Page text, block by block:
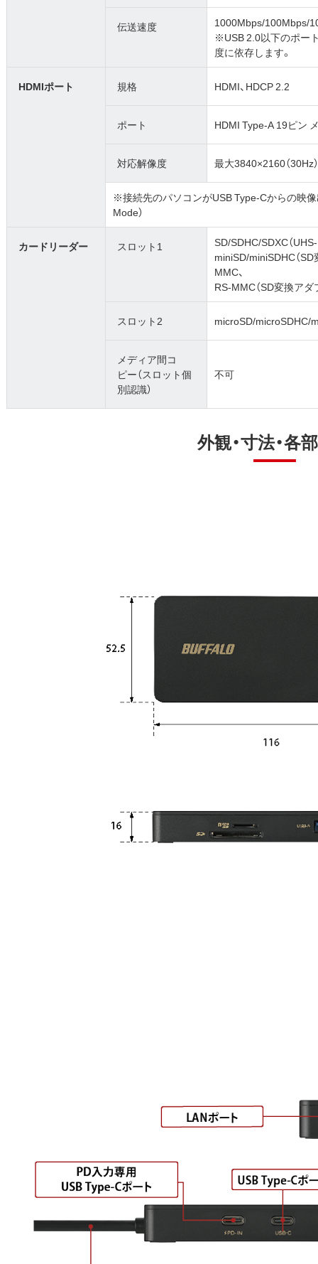
伝送速度
1000Mbps/100Mbps/
※USB 2.0以下のポー
度に依存します。
HDMIポート 規格 HDMI、HDCP 2.2
ポート HDMI Type-A 19ピン
対応解像度 最大3840×2160（30Hz
※接続先のパソコンがUSB Type-Cからの映
Mode）
カードリーダー スロット1
SD/SDHC/SDXC（UHS-
miniSD/miniSDHC（
MMC、
RS-MMC（SD変換ア
スロット2 microSD/microSDHC/
メディア間コ
ピー（スロット個
別認識）
不可
外観・寸法・各